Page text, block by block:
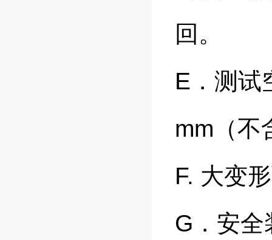
回。
E．测试
mm（不
F. 大变
G．安